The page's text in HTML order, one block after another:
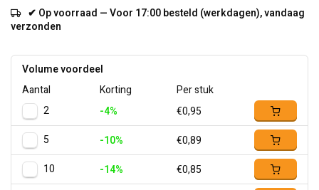
✔ Op voorraad — Voor 17:00 besteld (werkdagen), vandaag
verzonden
Volume voordeel
Aantal
Korting
Per stuk
2
-4%
€0,95
5
-10%
€0,89
10
-14%
€0,85